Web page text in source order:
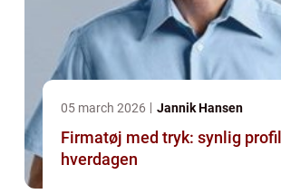
05 march 2026 Jannik Hansen
Firmatøj med tryk: synlig
hverdagen